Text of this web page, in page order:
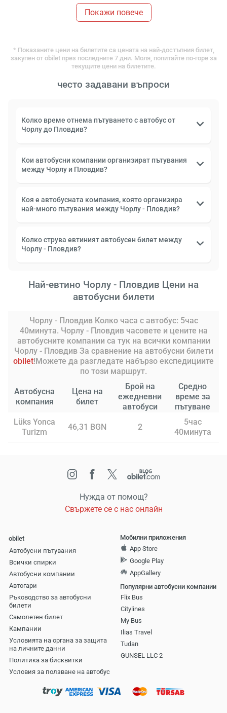
Покажи повече
* Показаните цени на билетите са цената на най-достъпния билет,
закупен от obilet през последните 7 дни. Моля, попитайте по-горе за
текущите цени на билетите.
често задавани въпроси
Колко време отнема пътуването с автобус от
Чорлу до Пловдив?
Кои автобусни компании организират пътувания
между Чорлу и Пловдив?
Коя е автобусната компания, която организира
най-много пътувания между Чорлу - Пловдив?
Колко струва евтиният автобусен билет между
Чорлу - Пловдив?
Най-евтино Чорлу - Пловдив Цени на
автобусни билети
Чорлу - Пловдив Колко часа с автобус: 5час
40минута. Чорлу - Пловдив часовете и цените на
автобусните компании са тук на всички компании
Чорлу - Пловдив За сравнение на автобусни билети
obilet!Можете да разгледате набързо експедициите
по този маршрут.
Автобусна
компания
Цена на
билет
Брой на
ежедневни
автобуси
Средно
време за
пътуване
Lüks Yonca
Turizm
46,31 BGN 2
5час
40минута
Нужда от помощ?
Свържете се с нас онлайн
obilet
Автобусни пътувания
Всички спирки
Автобусни компании
Aвтогари
Ръководство за автобусни
билети
Самолетен билет
Кампании
Условията на органа за защита
на личните данни
Политика за бисквитки
Условия за ползване на автобус
Мобилни приложения
App Store
Google Play
AppGallery
Популярни автобусни компании
Flix Bus
Citylines
My Bus
Ilias Travel
Tudan
GUNSEL LLC 2